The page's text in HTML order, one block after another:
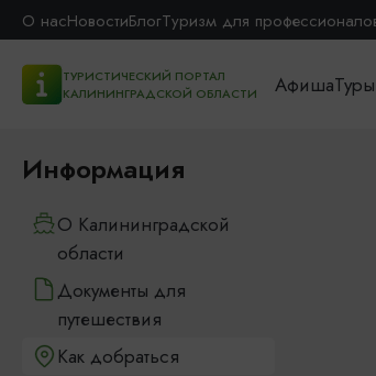
О насНовостиБлогТуризм для
ТУРИСТИЧЕСКИЙ ПОРТАЛ
КАЛИНИНГРАДСКОЙ ОБЛАСТИ
Афиша
Информация
О Калининградской
области
Документы для
путешествия
Как добраться